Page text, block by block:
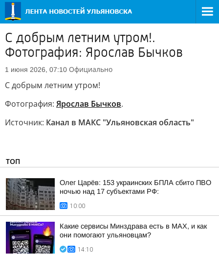
С добрым летним утром!.
Фотография: Ярослав Бычков
1 июня 2026, 07:10 Официально
С добрым летним утром!
Фотография: Ярослав Бычков.
Источник: Канал в МАКС "Ульяновская область"
ТОП
Олег Царёв: 153 украинских БПЛА сбито ПВО
ночью над 17 субъектами РФ:
10:00
Какие сервисы Минздрава есть в МАХ, и как
они помогают ульяновцам?
14:10